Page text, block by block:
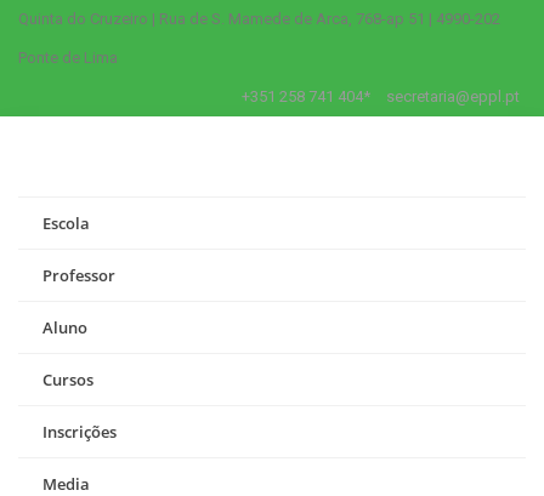
Quinta do Cruzeiro | Rua de S. Mamede de Arca, 768-ap 51 | 4990-202
Ponte de Lima
+351 258 741 404* secretaria@eppl.pt
Escola
Professor
Aluno
Cursos
Inscrições
Media